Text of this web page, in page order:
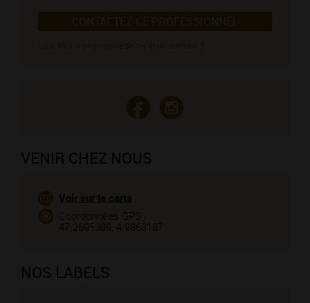
CONTACTEZ CE PROFESSIONNEL
VENIR CHEZ NOUS
Voir sur la carte
Coordonnées GPS :
47.2695389, 4.9863187
NOS LABELS